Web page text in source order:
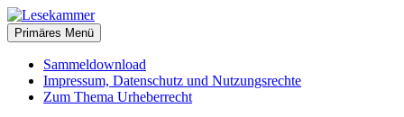
Zum
Inhalt
springen
Lesekammer
christliche Bücher zum kostenlosen Download
Primäres Menü
Sammeldownload
Impressum, Datenschutz und Nutzungsrechte
Zum Thema Urheberrecht